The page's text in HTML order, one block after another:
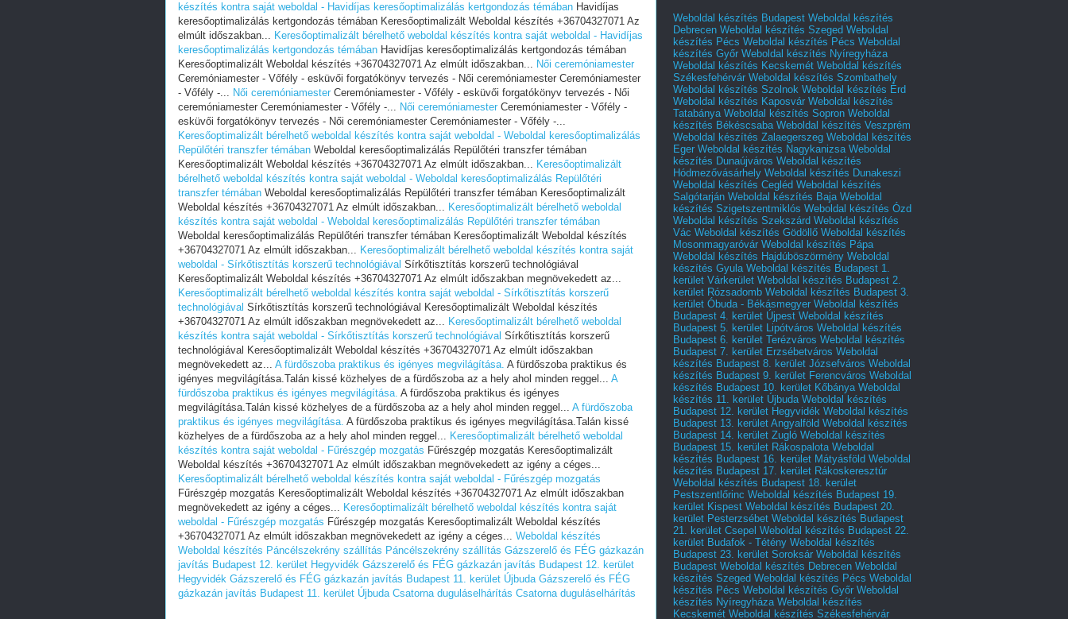
készítés kontra saját weboldal - Havidíjas keresőoptimalizálás kertgondozás témában Havidíjas
keresőoptimalizálás kertgondozás témában Keresőoptimalizált Weboldal készítés +36704327071 Az
elmúlt időszakban... Keresőoptimalizált bérelhető weboldal készítés kontra saját weboldal - Havidíjas
keresőoptimalizálás kertgondozás témában Havidíjas keresőoptimalizálás kertgondozás témában
Keresőoptimalizált Weboldal készítés +36704327071 Az elmúlt időszakban... Női ceremóniamester
Ceremóniamester - Vőfély - esküvői forgatókönyv tervezés - Női ceremóniamester Ceremóniamester
- Vőfély -... Női ceremóniamester Ceremóniamester - Vőfély - esküvői forgatókönyv tervezés - Női
ceremóniamester Ceremóniamester - Vőfély -... Női ceremóniamester Ceremóniamester - Vőfély -
esküvői forgatókönyv tervezés - Női ceremóniamester Ceremóniamester - Vőfély -...
Keresőoptimalizált bérelhető weboldal készítés kontra saját weboldal - Weboldal keresőoptimalizálás
Repülőtéri transzfer témában Weboldal keresőoptimalizálás Repülőtéri transzfer témában
Keresőoptimalizált Weboldal készítés +36704327071 Az elmúlt időszakban... Keresőoptimalizált
bérelhető weboldal készítés kontra saját weboldal - Weboldal keresőoptimalizálás Repülőtéri
transzfer témában Weboldal keresőoptimalizálás Repülőtéri transzfer témában Keresőoptimalizált
Weboldal készítés +36704327071 Az elmúlt időszakban... Keresőoptimalizált bérelhető weboldal
készítés kontra saját weboldal - Weboldal keresőoptimalizálás Repülőtéri transzfer témában
Weboldal keresőoptimalizálás Repülőtéri transzfer témában Keresőoptimalizált Weboldal készítés
+36704327071 Az elmúlt időszakban... Keresőoptimalizált bérelhető weboldal készítés kontra saját
weboldal - Sírkőtisztítás korszerű technológiával Sírkőtisztítás korszerű technológiával
Keresőoptimalizált Weboldal készítés +36704327071 Az elmúlt időszakban megnövekedett az...
Keresőoptimalizált bérelhető weboldal készítés kontra saját weboldal - Sírkőtisztítás korszerű
technológiával Sírkőtisztítás korszerű technológiával Keresőoptimalizált Weboldal készítés
+36704327071 Az elmúlt időszakban megnövekedett az... Keresőoptimalizált bérelhető weboldal
készítés kontra saját weboldal - Sírkőtisztítás korszerű technológiával Sírkőtisztítás korszerű
technológiával Keresőoptimalizált Weboldal készítés +36704327071 Az elmúlt időszakban
megnövekedett az... A fürdőszoba praktikus és igényes megvilágítása. A fürdőszoba praktikus és
igényes megvilágítása.Talán kissé közhelyes de a fürdőszoba az a hely ahol minden reggel... A
fürdőszoba praktikus és igényes megvilágítása. A fürdőszoba praktikus és igényes
megvilágítása.Talán kissé közhelyes de a fürdőszoba az a hely ahol minden reggel... A fürdőszoba
praktikus és igényes megvilágítása. A fürdőszoba praktikus és igényes megvilágítása.Talán kissé
közhelyes de a fürdőszoba az a hely ahol minden reggel... Keresőoptimalizált bérelhető weboldal
készítés kontra saját weboldal - Fűrészgép mozgatás Fűrészgép mozgatás Keresőoptimalizált
Weboldal készítés +36704327071 Az elmúlt időszakban megnövekedett az igény a céges...
Keresőoptimalizált bérelhető weboldal készítés kontra saját weboldal - Fűrészgép mozgatás
Fűrészgép mozgatás Keresőoptimalizált Weboldal készítés +36704327071 Az elmúlt időszakban
megnövekedett az igény a céges... Keresőoptimalizált bérelhető weboldal készítés kontra saját
weboldal - Fűrészgép mozgatás Fűrészgép mozgatás Keresőoptimalizált Weboldal készítés
+36704327071 Az elmúlt időszakban megnövekedett az igény a céges... Weboldal készítés
Weboldal készítés Páncélszekrény szállítás Páncélszekrény szállítás Gázszerelő és FÉG gázkazán
javítás Budapest 12. kerület Hegyvidék Gázszerelő és FÉG gázkazán javítás Budapest 12. kerület
Hegyvidék Gázszerelő és FÉG gázkazán javítás Budapest 11. kerület Újbuda Gázszerelő és FÉG
gázkazán javítás Budapest 11. kerület Újbuda Csatorna duguláselhárítás Csatorna duguláselhárítás
Weboldal készítés Budapest Weboldal készítés
Debrecen Weboldal készítés Szeged Weboldal
készítés Pécs Weboldal készítés Pécs Weboldal
készítés Győr Weboldal készítés Nyíregyháza
Weboldal készítés Kecskemét Weboldal készítés
Székesfehérvár Weboldal készítés Szombathely
Weboldal készítés Szolnok Weboldal készítés Érd
Weboldal készítés Kaposvár Weboldal készítés
Tatabánya Weboldal készítés Sopron Weboldal
készítés Békéscsaba Weboldal készítés Veszprém
Weboldal készítés Zalaegerszeg Weboldal készítés
Eger Weboldal készítés Nagykanizsa Weboldal
készítés Dunaújváros Weboldal készítés
Hódmezővásárhely Weboldal készítés Dunakeszi
Weboldal készítés Cegléd Weboldal készítés
Salgótarján Weboldal készítés Baja Weboldal
készítés Szigetszentmiklós Weboldal készítés Ózd
Weboldal készítés Szekszárd Weboldal készítés
Vác Weboldal készítés Gödöllő Weboldal készítés
Mosonmagyaróvár Weboldal készítés Pápa
Weboldal készítés Hajdúböszörmény Weboldal
készítés Gyula Weboldal készítés Budapest 1.
kerület Várkerület Weboldal készítés Budapest 2.
kerület Rózsadomb Weboldal készítés Budapest 3.
kerület Óbuda - Békásmegyer Weboldal készítés
Budapest 4. kerület Újpest Weboldal készítés
Budapest 5. kerület Lipótváros Weboldal készítés
Budapest 6. kerület Terézváros Weboldal készítés
Budapest 7. kerület Erzsébetváros Weboldal
készítés Budapest 8. kerület Józsefváros Weboldal
készítés Budapest 9. kerület Ferencváros Weboldal
készítés Budapest 10. kerület Kőbánya Weboldal
készítés 11. kerület Újbuda Weboldal készítés
Budapest 12. kerület Hegyvidék Weboldal készítés
Budapest 13. kerület Angyalföld Weboldal készítés
Budapest 14. kerület Zugló Weboldal készítés
Budapest 15. kerület Rákospalota Weboldal
készítés Budapest 16. kerület Mátyásföld Weboldal
készítés Budapest 17. kerület Rákoskeresztúr
Weboldal készítés Budapest 18. kerület
Pestszentlőrinc Weboldal készítés Budapest 19.
kerület Kispest Weboldal készítés Budapest 20.
kerület Pesterzsébet Weboldal készítés Budapest
21. kerület Csepel Weboldal készítés Budapest 22.
kerület Budafok - Tétény Weboldal készítés
Budapest 23. kerület Soroksár Weboldal készítés
Budapest Weboldal készítés Debrecen Weboldal
készítés Szeged Weboldal készítés Pécs Weboldal
készítés Pécs Weboldal készítés Győr Weboldal
készítés Nyíregyháza Weboldal készítés
Kecskemét Weboldal készítés Székesfehérvár